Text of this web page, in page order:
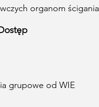
organom ścigania
grupowe od WIE